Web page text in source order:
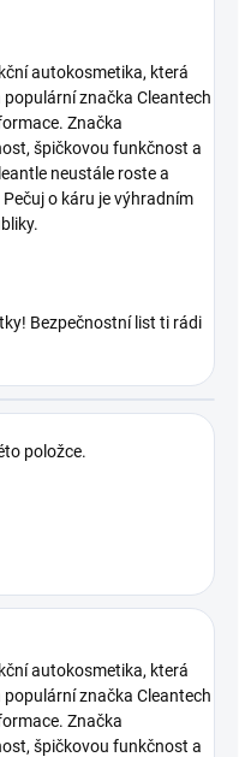
autokosmetika, která
značka Cleantech
Značka
špičkovou funkčnost a
neustále roste a
o káru je výhradním
Bezpečnostní list ti rádi
položce.
autokosmetika, která
značka Cleantech
Značka
špičkovou funkčnost a